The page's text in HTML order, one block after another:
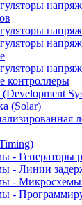
контроллеры
(Solar)
- Генераторы
- Линии
- Микросхемы
-